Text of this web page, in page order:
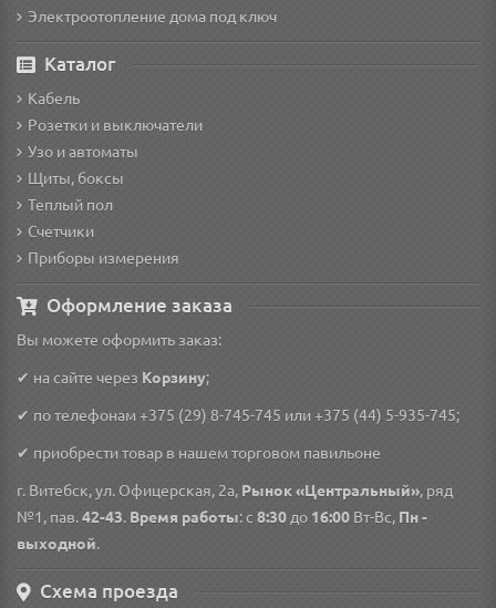
Электроотопление дома под ключ
Каталог
Кабель
Розетки и выключатели
Узо и автоматы
Щиты, боксы
Теплый пол
Счетчики
Приборы измерения
Оформление заказа
Вы можете оформить заказ:
✔ на сайте через Корзину;
✔ по телефонам +375 (29) 8-745-745 или +375 (44) 5-935-745;
✔ приобрести товар в нашем торговом павильоне
г. Витебск, ул. Офицерская, 2а, Рынок «Центральный», ряд
№1, пав.42-43. Время работы: с 8:30 до 16:00 Вт-Вс, Пн -
выходной.
Схема проезда